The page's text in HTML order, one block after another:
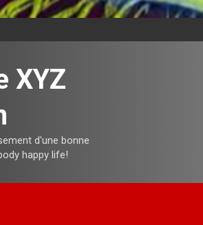
XYZ
d'une bonne
happy life!